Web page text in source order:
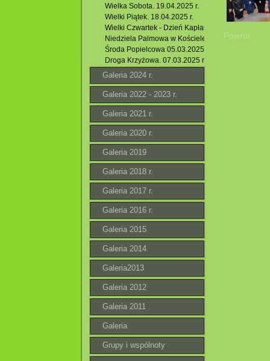
Wielka Sobota. 19.04.2025 r.
Wielki Piątek. 18.04.2025 r.
Wielki Czwartek - Dzień Kapłański i Eucharystii.
Niedziela Palmowa w Kościele pw. Miłosierdzia
Środa Popielcowa 05.03.2025.
Droga Krzyżowa. 07.03.2025 r.
Galeria 2024 r.
Galeria 2022 - 2023 r.
Galeria 2021 r.
Galeria 2020 r.
Galeria 2019
Galeria 2018 r.
Galeria 2017 r.
Galeria 2016 r.
Galeria 2015
Galeria 2014
Galeria2013
Galeria 2012
Galeria 2011
Galeria
Grupy i wspólnoty
Powrót